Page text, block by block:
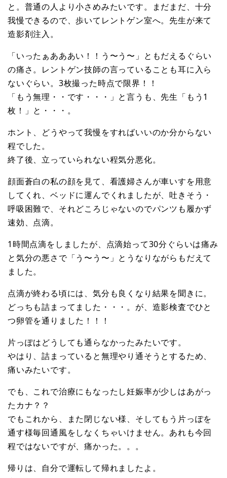
と。普通の人より小さめみたいです。まだまだ、十分
我慢できるので、歩いてレントゲン室へ。先生が来て
造影剤注入。
「いったぁあああい！！う〜う〜」ともだえるぐらい
の痛さ。レントゲン技師の言っていることも耳に入ら
ないぐらい。3枚撮った時点で限界！！
「もう無理・・です・・・」と言うも、先生「もう1
枚！」と・・・。
ホント、どうやって我慢をすればいいのか分からない
程でした。
終了後、立っていられない程気分悪化。
顔面蒼白の私の顔を見て、看護婦さんが車いすを用意
してくれ、ベッドに運んでくれましたが、吐きそう・
呼吸困難で、それどころじゃないのでパンツも履かず
速効、点滴。
1時間点滴をしましたが、点滴始って30分ぐらいは痛み
と気分の悪さで「う〜う〜」とうなりながらもだえて
ました。
点滴が終わる頃には、気分も良くなり結果を聞きに。
どっちも詰まってました・・・。が、造影検査でひと
つ卵管を通りました！！！
片っぽはどうしても通らなかったみたいです。
やはり、詰まっていると無理やり通そうとするため、
痛いみたいです。
でも、これで治療にもなったし妊娠率が少しはあがっ
たカナ？？
でもこれから、また閉じない様、そしてもう片っぽを
通す様毎回通風をしなくちゃいけません。あれも今回
程ではないですが、痛かった。。。
帰りは、自分で運転して帰れましたよ。